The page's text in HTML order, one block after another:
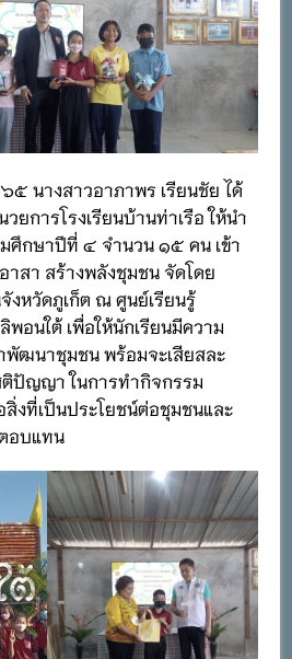
าสาฬหบูชาและวันเข้าพรรษา
FOR KIDS เสริมสร้างวินัยและ
ในการใช้รถใช้ถนน
นางสาวอาภาพร เรียนชัย ได้
ยการโรงเรียนบ้านท่าเรือ ให้นำ
ศึกษาปีที่ ๔ จำนวน ๑๕ คน เข้า
าสา สร้างพลังชุมชน จัดโดย
หวัดภูเก็ต ณ ศูนย์เรียนรู้
อนใต้ เพื่อให้นักเรียนมีความ
พัฒนาชุมชน พร้อมจะเสียสละ
ติปัญญา ในการทำกิจกรรม
งที่เป็นประโยชน์ต่อชุมชนและ
อบแทน